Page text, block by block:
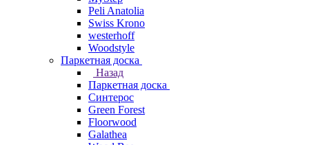
Peli Anatolia
Swiss Krono
westerhoff
Woodstyle
Паркетная доска
Назад
Паркетная доска
Синтерос
Green Forest
Floorwood
Galathea